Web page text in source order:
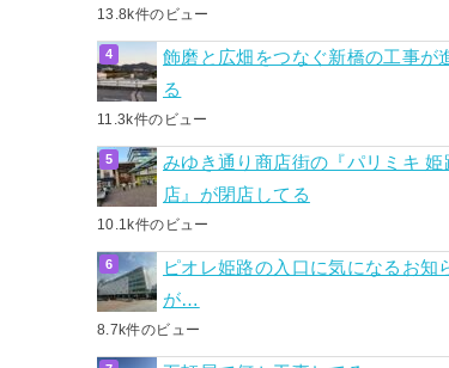
13.8k件のビュー
飾磨と広畑をつなぐ新橋の工事が
る
11.3k件のビュー
みゆき通り商店街の『パリミキ 姫
店』が閉店してる
10.1k件のビュー
ピオレ姫路の入口に気になるお知
が…
8.7k件のビュー